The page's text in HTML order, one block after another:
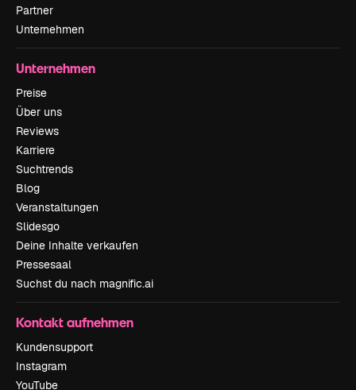
Partner
Unternehmen
Unternehmen
Preise
Über uns
Reviews
Karriere
Suchtrends
Blog
Veranstaltungen
Slidesgo
Deine Inhalte verkaufen
Pressesaal
Suchst du nach magnific.ai
Kontakt aufnehmen
Kundensupport
Instagram
YouTube